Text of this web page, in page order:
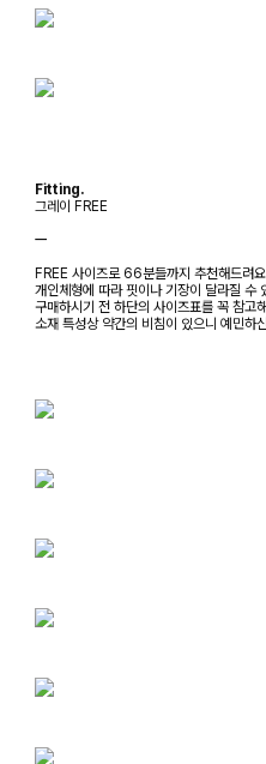
Fitting.
그레이 FREE
ㅡ
FREE 사이즈로 66분들까지 추천해드려요
개인체형에 따라 핏이나 기장이 달라질 수
구매하시기 전 하단의 사이즈표를 꼭 참고
소재 특성상 약간의 비침이 있으니 예민하